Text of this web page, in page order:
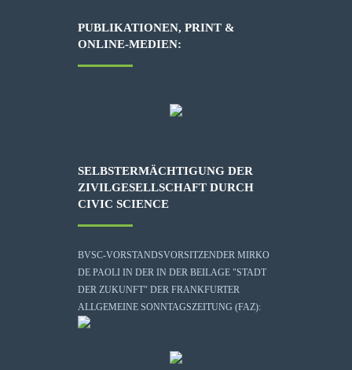
PUBLIKATIONEN, PRINT &
ONLINE-MEDIEN:
SELBSTERMÄCHTIGUNG DER
ZIVILGESELLSCHAFT DURCH
CIVIC SCIENCE
BVSC-VORSTANDSVORSITZENDER MIRKO
DE PAOLI IN DER IN DER BEILAGE "STADT
DER ZUKUNFT" DER FRANKFURTER
ALLGEMEINE SONNTAGSZEITUNG (FAZ):